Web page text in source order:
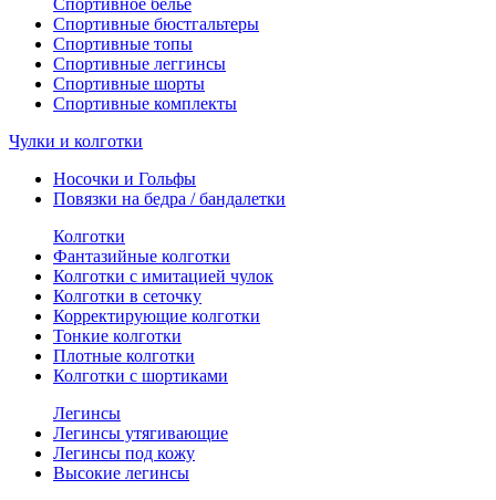
Спортивное белье
Спортивные бюстгальтеры
Спортивные топы
Спортивные леггинсы
Спортивные шорты
Спортивные комплекты
Чулки и колготки
Носочки и Гольфы
Повязки на бедра / бандалетки
Колготки
Фантазийные колготки
Колготки с имитацией чулок
Колготки в сеточку
Корректирующие колготки
Тонкие колготки
Плотные колготки
Колготки с шортиками
Легинсы
Легинсы утягивающие
Легинсы под кожу
Высокие легинсы